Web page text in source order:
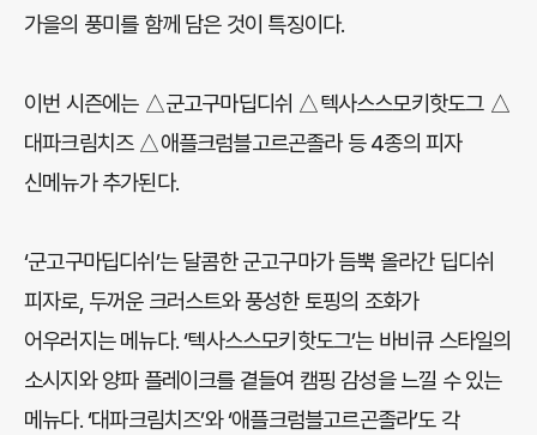
가을의 풍미를 함께 담은 것이 특징이다.
이번 시즌에는 △군고구마딥디쉬 △텍사스스모키핫도그 △
대파크림치즈 △애플크럼블고르곤졸라 등 4종의 피자
신메뉴가 추가된다.
‘군고구마딥디쉬’는 달콤한 군고구마가 듬뿍 올라간 딥디쉬
피자로, 두꺼운 크러스트와 풍성한 토핑의 조화가
어우러지는 메뉴다. ‘텍사스스모키핫도그’는 바비큐 스타일의
소시지와 양파 플레이크를 곁들여 캠핑 감성을 느낄 수 있는
메뉴다. ‘대파크림치즈’와 ‘애플크럼블고르곤졸라’도 각